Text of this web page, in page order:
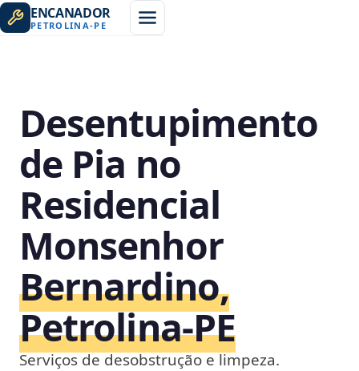
ENCANADOR
PETROLINA-PE
Desentupimento
de Pia no
Residencial
Monsenhor
Bernardino,
Petrolina‑PE
Serviços de desobstrução e limpeza.